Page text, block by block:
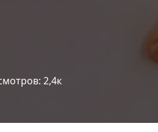
2,4к